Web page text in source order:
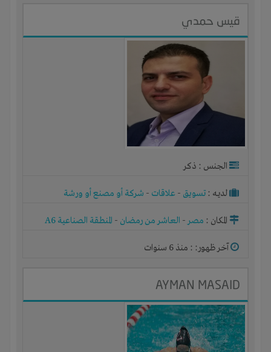
قيس حمدي
الجنس : ذكر
لديـه : تسويق - علاقات - شركة أو مصنع أو ورشة
المكان : مصر- العاشر من رمضان - المنطقة الصناعية A6
آخر ظهور: : منذ 6 سنوات
AYMAN MASAID